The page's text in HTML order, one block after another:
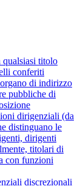
titolo
conferiti
di indirizzo
pubbliche di
dirigenziali (da
distinguano le
dirigenti
titolari di
con funzioni
discrezionali